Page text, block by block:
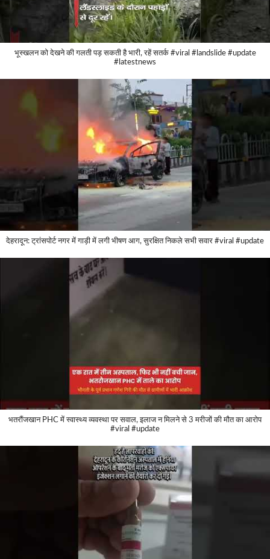
भूस्खलन को देखने की गलती पड़ सकती है भारी, रहें सतर्क #viral #landslide #update
#latestnews
देहरादून: ट्रांसपोर्ट नगर में गाड़ी में लगी भीषण आग, सुरक्षित निकले सभी सवार #viral #update
भतरौंजखान PHC में स्वास्थ्य व्यवस्था पर सवाल, इलाज न मिलने से 3 मरीजों की मौत का आरोप
#viral #update